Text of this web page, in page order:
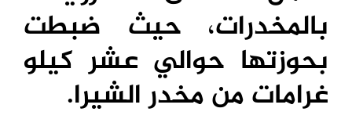
بالمخدرات، حيث ضبطت
بحوزتها حوالي عشر كيلو
غرامات من مخدر الشيرا.